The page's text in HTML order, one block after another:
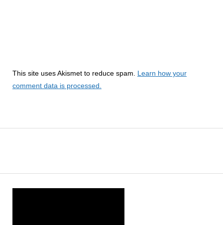
This site uses Akismet to reduce spam. Learn how your
comment data is processed.